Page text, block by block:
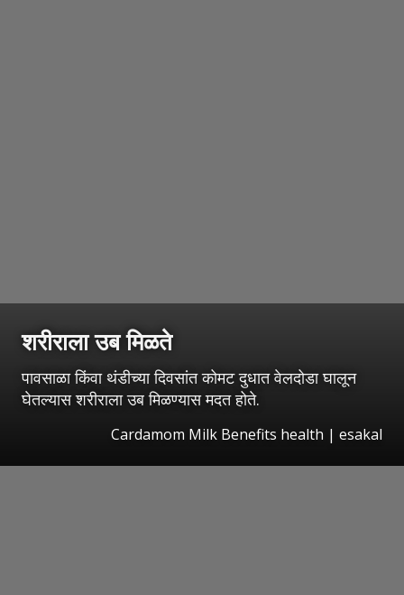
शरीराला उब मिळते
पावसाळा किंवा थंडीच्या दिवसांत कोमट दुधात वेलदोडा घालून
घेतल्यास शरीराला उब मिळण्यास मदत होते.
Cardamom Milk Benefits health | esakal